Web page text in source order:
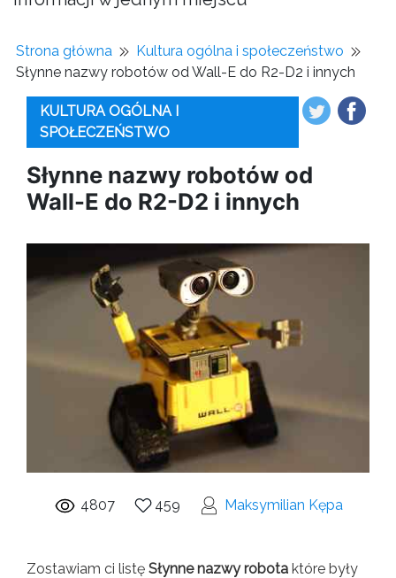
Strona główna
Kultura ogólna i społeczeństwo
Słynne nazwy robotów od Wall-E do R2-D2 i innych
KULTURA OGÓLNA I
SPOŁECZEŃSTWO
Słynne nazwy robotów od
Wall-E do R2-D2 i innych
4807 459 Maksymilian Kępa
Zostawiam ci listę Słynne nazwy robota które były